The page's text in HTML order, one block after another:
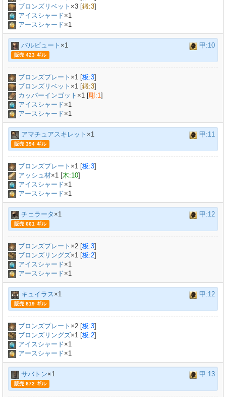
ブロンズリベット ×3 [鍛:3]
アイスシャード×1
アースシャード×1
バルビュート ×1 甲:10
販売 423 ギル
ブロンズプレート ×1 [板:3]
ブロンズリベット ×1 [鍛:3]
カッパーインゴット ×1 [彫:1]
アイスシャード×1
アースシャード×1
アマチュアスキレット ×1 甲:11
販売 394 ギル
ブロンズプレート ×1 [板:3]
アッシュ材×1 [木:10]
アイスシャード×1
アースシャード×1
チェラータ ×1 甲:12
販売 661 ギル
ブロンズプレート ×2 [板:3]
ブロンズリングズ×1 [板:2]
アイスシャード×1
アースシャード×1
キュイラス×1 甲:12
販売 819 ギル
ブロンズプレート ×2 [板:3]
ブロンズリングズ×1 [板:2]
アイスシャード×1
アースシャード×1
サバトン×1 甲:13
販売 672 ギル